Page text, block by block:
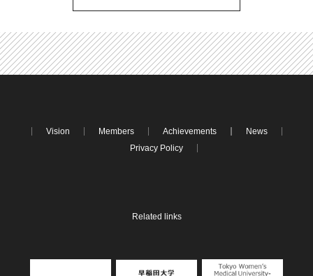
Vision Members Achievements
News
Privacy Policy
Related links